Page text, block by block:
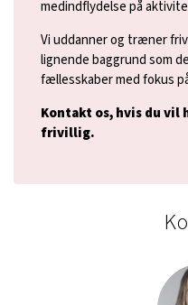
medindflydelse på
Vi uddanner og træner
lignende baggrund som
fællesskaber med fokus
Kontakt os, hvis du vil
frivillig.